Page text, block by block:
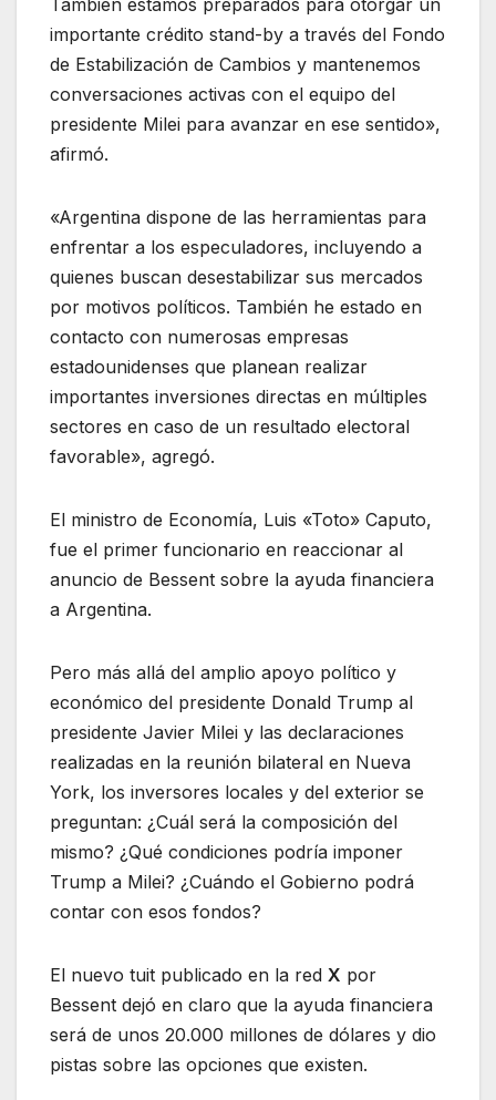
También estamos preparados para otorgar un
importante crédito stand-by a través del Fondo
de Estabilización de Cambios y mantenemos
conversaciones activas con el equipo del
presidente Milei para avanzar en ese sentido»,
afirmó.
«Argentina dispone de las herramientas para
enfrentar a los especuladores, incluyendo a
quienes buscan desestabilizar sus mercados
por motivos políticos. También he estado en
contacto con numerosas empresas
estadounidenses que planean realizar
importantes inversiones directas en múltiples
sectores en caso de un resultado electoral
favorable», agregó.
El ministro de Economía, Luis «Toto» Caputo,
fue el primer funcionario en reaccionar al
anuncio de Bessent sobre la ayuda financiera
a Argentina.
Pero más allá del amplio apoyo político y
económico del presidente Donald Trump al
presidente Javier Milei y las declaraciones
realizadas en la reunión bilateral en Nueva
York, los inversores locales y del exterior se
preguntan: ¿Cuál será la composición del
mismo? ¿Qué condiciones podría imponer
Trump a Milei? ¿Cuándo el Gobierno podrá
contar con esos fondos?
El nuevo tuit publicado en la red X por
Bessent dejó en claro que la ayuda financiera
será de unos 20.000 millones de dólares y dio
pistas sobre las opciones que existen.